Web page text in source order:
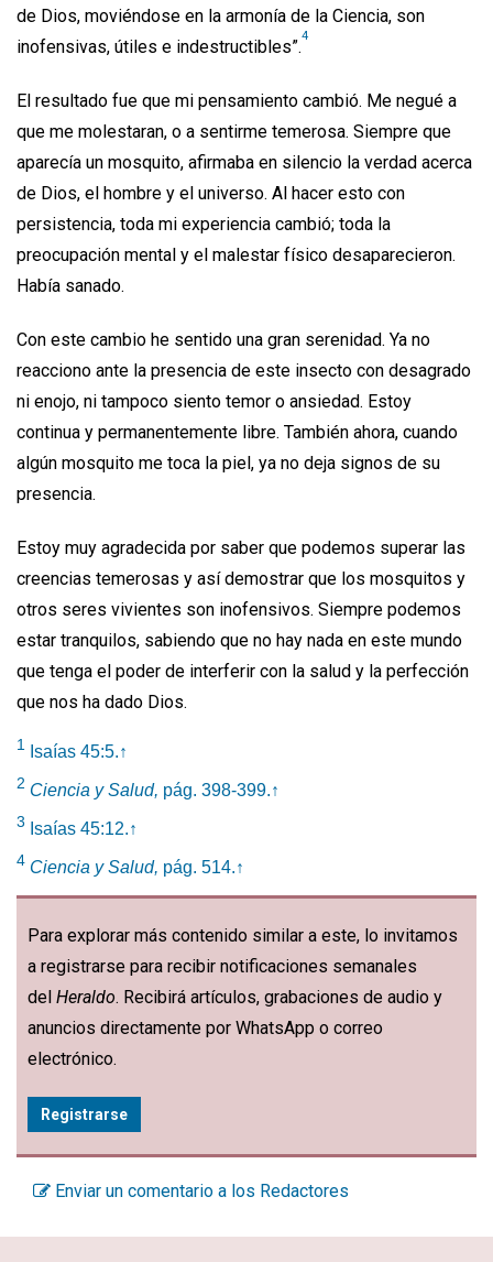
de Dios, moviéndose en la armonía de la Ciencia, son
inofensivas, útiles e indestructibles”.
4
El resultado fue que mi pensamiento cambió. Me negué a
que me molestaran, o a sentirme temerosa. Siempre que
aparecía un mosquito, afirmaba en silencio la verdad acerca
de Dios, el hombre y el universo. Al hacer esto con
persistencia, toda mi experiencia cambió; toda la
preocupación mental y el malestar físico desaparecieron.
Había sanado.
Con este cambio he sentido una gran serenidad. Ya no
reacciono ante la presencia de este insecto con desagrado
ni enojo, ni tampoco siento temor o ansiedad. Estoy
continua y permanentemente libre. También ahora, cuando
algún mosquito me toca la piel, ya no deja signos de su
presencia.
Estoy muy agradecida por saber que podemos superar las
creencias temerosas y así demostrar que los mosquitos y
otros seres vivientes son inofensivos. Siempre podemos
estar tranquilos, sabiendo que no hay nada en este mundo
que tenga el poder de interferir con la salud y la perfección
que nos ha dado Dios.
1 Isaías 45:5.↑
2 Ciencia y Salud, pág. 398-399.↑
3 Isaías 45:12.↑
4 Ciencia y Salud, pág. 514.↑
Para explorar más contenido similar a este, lo invitamos
a registrarse para recibir notificaciones semanales
del Heraldo. Recibirá artículos, grabaciones de audio y
anuncios directamente por WhatsApp o correo
electrónico.
Registrarse
Enviar un comentario a los Redactores